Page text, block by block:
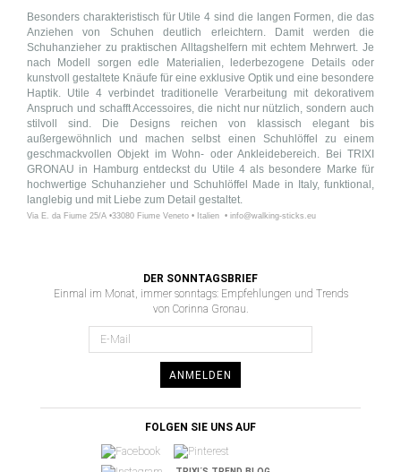
Besonders charakteristisch für Utile 4 sind die langen Formen, die das
Anziehen von Schuhen deutlich erleichtern. Damit werden die
Schuhanzieher zu praktischen Alltagshelfern mit echtem Mehrwert. Je
nach Modell sorgen edle Materialien, lederbezogene Details oder
kunstvoll gestaltete Knäufe für eine exklusive Optik und eine besondere
Haptik. Utile 4 verbindet traditionelle Verarbeitung mit dekorativem
Anspruch und schafft Accessoires, die nicht nur nützlich, sondern auch
stilvoll sind. Die Designs reichen von klassisch elegant bis
außergewöhnlich und machen selbst einen Schuhlöffel zu einem
geschmackvollen Objekt im Wohn- oder Ankleidebereich. Bei TRIXI
GRONAU in Hamburg entdeckst du Utile 4 als besondere Marke für
hochwertige Schuhanzieher und Schuhlöffel Made in Italy, funktional,
langlebig und mit Liebe zum Detail gestaltet.
Via E. da Fiume 25/A •33080 Fiume Veneto • Italien • info@walking-sticks.eu
DER SONNTAGSBRIEF
Einmal im Monat, immer sonntags: Empfehlungen und Trends
von Corinna Gronau.
ANMELDEN
FOLGEN SIE UNS AUF